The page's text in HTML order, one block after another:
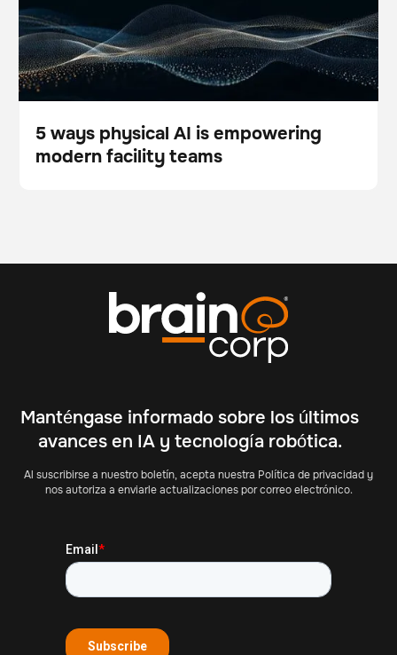
teams
Blog
5 ways physical AI is empowering
modern facility teams
Manténgase informado sobre los últimos
avances en IA y tecnología robótica.
Al suscribirse a nuestro boletín, acepta nuestra Política de privacidad y
nos autoriza a enviarle actualizaciones por correo electrónico.